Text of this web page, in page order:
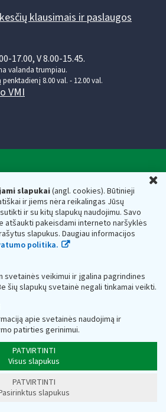
slapukai(angl. cookies). Būtinieji
ir jiems nėra reikalingas Jūsų
ir su kitų slapukų naudojimu. Savo
atšaukti pakeisdami interneto naršyklės
slapukus. Daugiau informacijos
politika.
svetainės veikimui ir įgalina pagrindines
šių slapukų svetainė negali tinkamai veikti.
apie svetainės naudojimą ir
patirties gerinimui.
PATVIRTINTI
Visus slapukus
PATVIRTINTI
slapukus
klausimais ir paslaugos
17.00, V 8.00-15.45.
valanda trumpiau.
8.00 val. - 12.00 val.
VMI
ministerijos
asmens kodas — 188659752,
g. 14, 01107 Vilnius, Lietuva, el.paštas:
dėžutės adresas 188659752
mokesčių inspekciją prie Lietuvos
kaupiami ir saugomi Juridinių